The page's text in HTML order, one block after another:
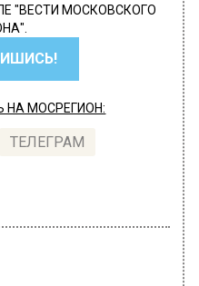
"ВЕСТИ МОСКОВСКОГО
НА МОСРЕГИОН:
ТЕЛЕГРАМ